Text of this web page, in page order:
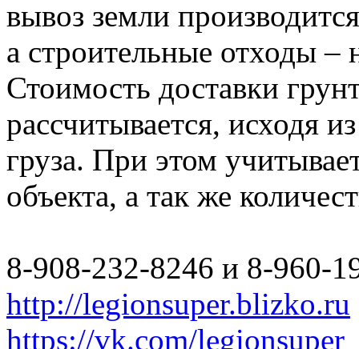
вывоз земли
а строительные отходы –
Стоимость доставки
рассчитывается, исходя
груза. При этом
объекта, а так же
8-908-232-8246 и 8-960-
http://legionsuper.blizko.ru
https://vk.com/legionsuper